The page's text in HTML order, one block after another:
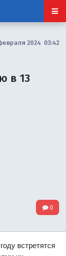
2024 03:42
в 13
0
встретятся